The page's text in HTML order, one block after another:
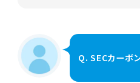
Q. SECカーボ